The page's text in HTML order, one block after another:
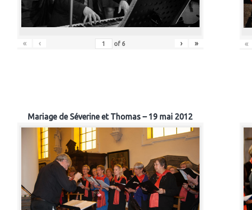
« ‹ of 6 › » «
Mariage de Séverine et Thomas – 19 mai 2012